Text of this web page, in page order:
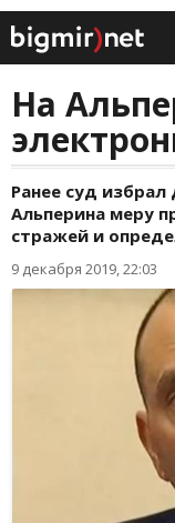
На
Ранее суд
Альперина меру
стражей и
9 декабря 2019, 22:03